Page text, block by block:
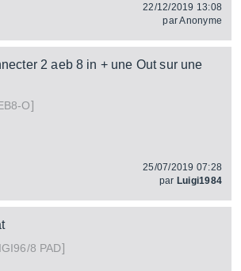
22/12/2019 13:08
parAnonyme
2 aeb 8 in + une Out sur une
O]
25/07/2019 07:28
par Luigi1984
8 PAD]